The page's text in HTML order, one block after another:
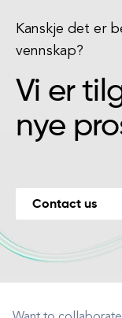
Kanskje det er
vennskap?
Vi er
nye
Contact us